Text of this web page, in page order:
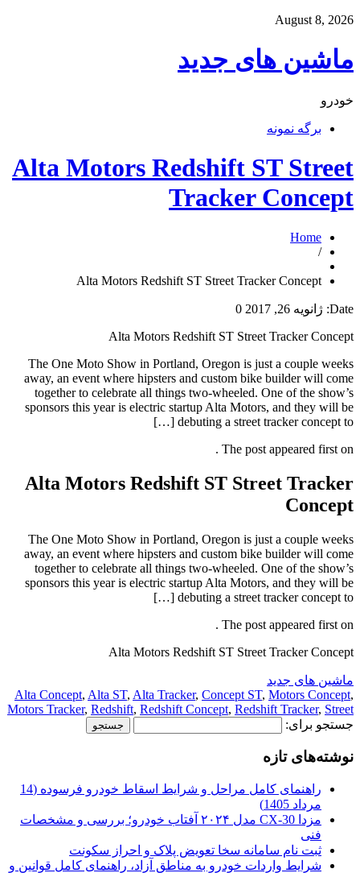
August 8, 2026
ماشین های جدید
خودرو
برگه نمونه
Alta Motors Redshift ST Street
Tracker Concept
Home
/
Alta Motors Redshift ST Street Tracker Concept
Date: ژانویه 26, 2017
0
Alta Motors Redshift ST Street Tracker Concept
The One Moto Show in Portland, Oregon is just a couple weeks
away, an event where hipsters and custom bike builder will come
together to celebrate all things two-wheeled. One of the show’s
sponsors this year is electric startup Alta Motors, and they will be
debuting a street tracker concept to […]
The post appeared first on .
Alta Motors Redshift ST Street Tracker
Concept
The One Moto Show in Portland, Oregon is just a couple weeks
away, an event where hipsters and custom bike builder will come
together to celebrate all things two-wheeled. One of the show’s
sponsors this year is electric startup Alta Motors, and they will be
debuting a street tracker concept to […]
The post appeared first on .
Alta Motors Redshift ST Street Tracker Concept
ماشین های جدید
Alta Concept, Alta ST, Alta Tracker, Concept ST, Motors Concept,
Motors Tracker, Redshift, Redshift Concept, Redshift Tracker, Street
جستجو برای:
نوشته‌های تازه
راهنمای کامل مراحل و شرایط اسقاط خودرو فرسوده (14
مرداد 1405)
مزدا CX-30 مدل ۲۰۲۴ آفتاب خودرو؛ بررسی و مشخصات
فنی
ثبت نام سامانه سخا تعویض پلاک و احراز سکونت
شرایط واردات خودرو به مناطق آزاد، راهنمای کامل قوانین و